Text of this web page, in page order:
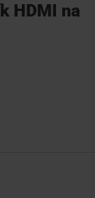
HDMI na